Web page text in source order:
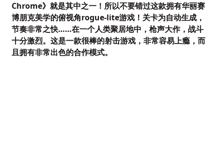
Chrome》就是其中之一！所以不要错过这款拥有华丽赛
博朋克美学的俯视角rogue-lite游戏！关卡为自动生成，
节奏非常之快……在一个人类聚居地中，枪声大作，战斗
十分激烈。这是一款很棒的射击游戏，非常容易上瘾，而
且拥有非常出色的合作模式。